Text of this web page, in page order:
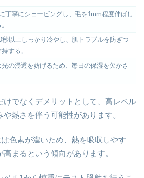
丁寧にシェービングし、毛を1mm程度伸ばし
秒以上しっかり冷やし、肌トラブルを防ぎつ
する。
の浸透を妨げるため、毎日の保湿を欠かさ
けでなくデメリットとして、高レベル
熱さを伴う可能性があります。
色素が濃いため、熱を吸収しやす
高まるという傾向があります。